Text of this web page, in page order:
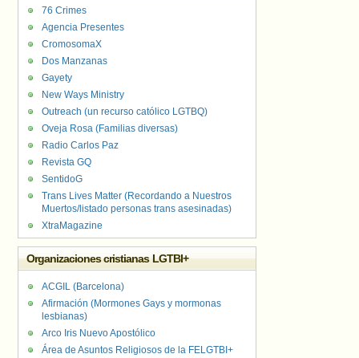
76 Crimes
Agencia Presentes
CromosomaX
Dos Manzanas
Gayety
New Ways Ministry
Outreach (un recurso católico LGTBQ)
Oveja Rosa (Familias diversas)
Radio Carlos Paz
Revista GQ
SentidoG
Trans Lives Matter (Recordando a Nuestros
Muertos/listado personas trans asesinadas)
XtraMagazine
Organizaciones cristianas LGTBI+
ACGIL (Barcelona)
Afirmación (Mormones Gays y mormonas
lesbianas)
Arco Iris Nuevo Apostólico
Área de Asuntos Religiosos de la FELGTBI+